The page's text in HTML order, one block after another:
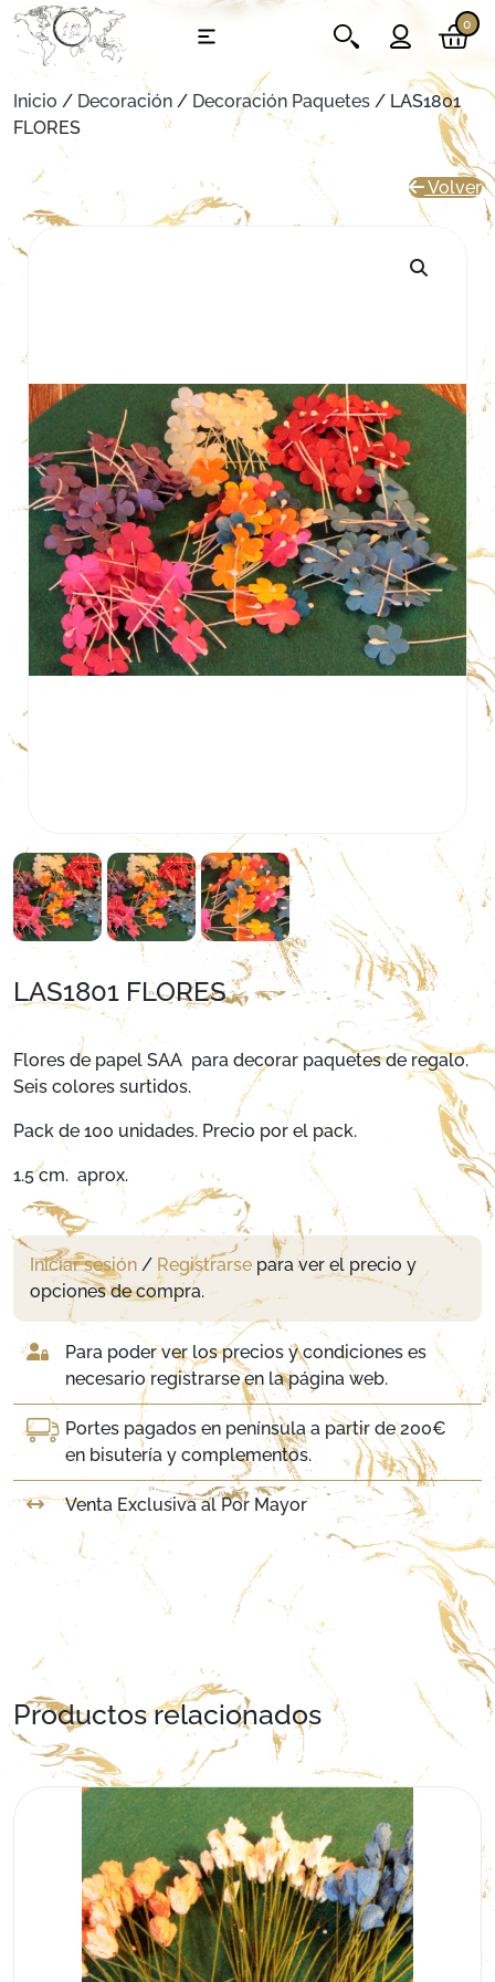
0
Inicio / Decoración / Decoración Paquetes / LAS1801
FLORES
Volver
LAS1801 FLORES
Flores de papel SAA para decorar paquetes de regalo.
Seis colores surtidos.
Pack de 100 unidades. Precio por el pack.
1.5 cm. aprox.
Iniciar sesión / Registrarse para ver el precio y
opciones de compra.
Para poder ver los precios y condiciones es
necesario registrarse en la página web.
Portes pagados en península a partir de 200€
en bisutería y complementos.
Venta Exclusiva al Por Mayor
Productos relacionados